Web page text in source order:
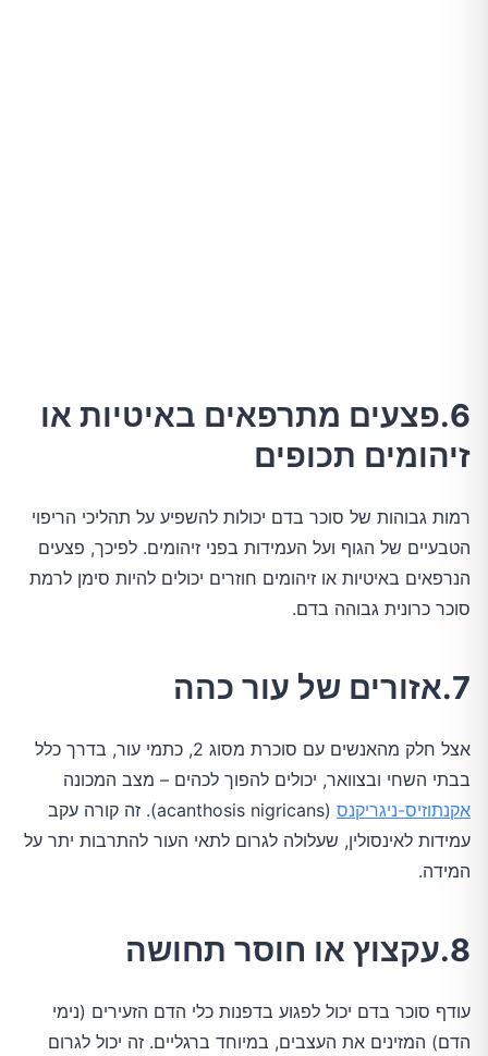
6.פצעים מתרפאים באיטיות או
זיהומים תכופים
רמות גבוהות של סוכר בדם יכולות להשפיע על תהליכי הריפוי
הטבעיים של הגוף ועל העמידות בפני זיהומים. לפיכך, פצעים
הנרפאים באיטיות או זיהומים חוזרים יכולים להיות סימן לרמת
סוכר כרונית גבוהה בדם.
7.אזורים של עור כהה
אצל חלק מהאנשים עם סוכרת מסוג 2, כתמי עור, בדרך כלל
בבתי השחי ובצוואר, יכולים להפוך לכהים – מצב המכונה
אקנתוזיס-ניגריקנס
(acanthosis nigricans). זה קורה עקב
עמידות לאינסולין, שעלולה לגרום לתאי העור להתרבות יתר על
המידה.
8.עקצוץ או חוסר תחושה
עודף סוכר בדם יכול לפגוע בדפנות כלי הדם הזעירים (נימי
הדם) המזינים את העצבים, במיוחד ברגליים. זה יכול לגרום